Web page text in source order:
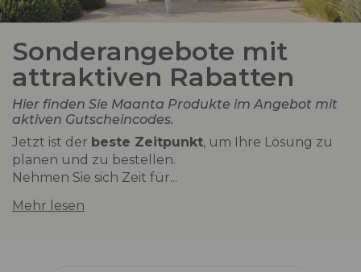
Sonderangebote mit
attraktiven Rabatten
Hier finden Sie Maanta Produkte im Angebot mit
aktiven Gutscheincodes.
Jetzt ist der beste Zeitpunkt, um Ihre Lösung zu
planen und zu bestellen.
Nehmen Sie sich Zeit für...
Mehr lesen